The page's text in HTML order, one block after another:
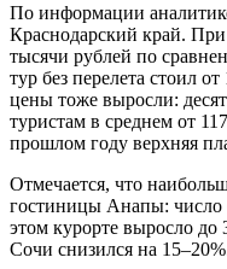
По информации
Краснодарский край.
тысячи рублей по
тур без перелета стоил
цены тоже выросли:
туристам в среднем от
прошлом году верхняя
Отмечается, что
гостиницы Анапы: число
этом курорте выросло до
Сочи снизился на